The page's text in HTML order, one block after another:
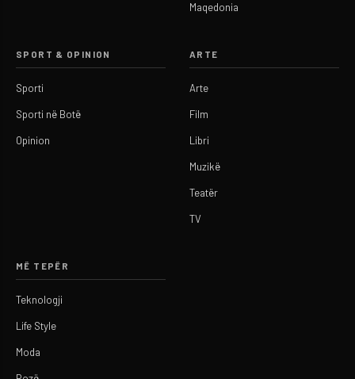
Maqedonia
SPORT & OPINION
Sporti
Sporti në Botë
Opinion
ARTE
Arte
Film
Libri
Muzikë
Teatër
TV
MË TEPËR
Teknologji
Life Style
Moda